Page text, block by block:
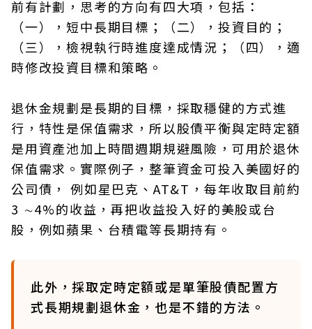
前有計劃，思考的方向有四大項，包括：
（一），短中長期目標；（二），投資目的；
（三），檢視執行時進度達成情況；（四），適
時修改投資目標和策略。
退休金規劃是長期的目標，採取穩健的方式進
行，特性是保值需求，所以股債平衡與定時定額
是用資產池加上時間週期規避風險，可用於退休
保值需求。實際例子，整筆資金可投入美國好的
公司債， 例如星巴克、AT&T，每年收取目前約
3 ∼4%的收益，再把收益投入好的美股或台
股，例如蘋果、台積電等長期持有。
此外，採取定時定額或是單筆股債配置方
式長期規劃退休金，也是不錯的方法。